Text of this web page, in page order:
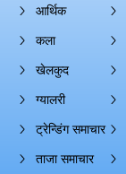
आर्थिक
कला
खेलकुद
ग्यालरी
ट्रेन्डिंग समाचार
ताजा समाचार